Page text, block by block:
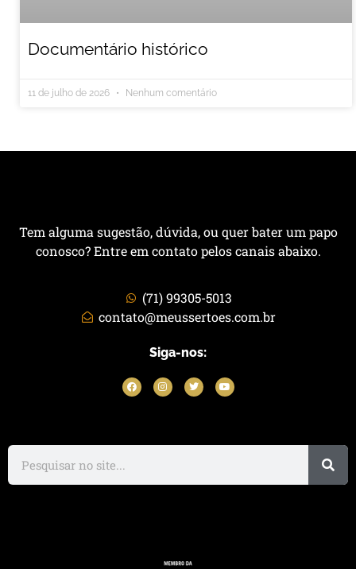
Documentário histórico
11 de julho de 2026 Nenhum comentário
Tem alguma sugestão, dúvida, ou quer bater um papo
conosco? Entre em contato pelos canais abaixo.
(71) 99305-5013
contato@meussertoes.com.br
Siga-nos: